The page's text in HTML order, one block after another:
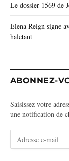
Le dossier 1569 de
Elena Reign signe
haletant
ABONNEZ-
Saisissez votre
une notification de